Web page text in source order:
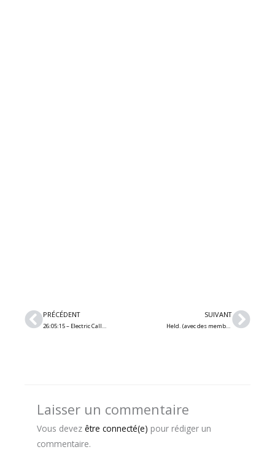
Précédent
PRÉCÉDENT
26:05:15 – Electric Callboy / Polaris / Scene Queen (Laval)
SUIVANT
Held. (avec des membres de Coheed and Cambria/The Sleeping) lance son premier album « GREY »
Laisser un commentaire
Vous devez être connecté(e) pour rédiger un
commentaire.